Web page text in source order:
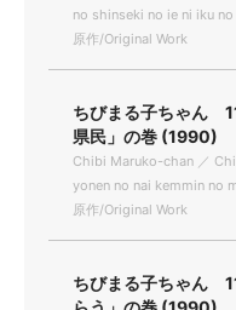
no shinseki no ie ni iku
原作/Original Work
ちびまる子ちゃん
県民」の巻 (1990)
Chibi Maruko-chan ／
yonen no nai kemmin no
原作/Original Work
ちびまる子ちゃん